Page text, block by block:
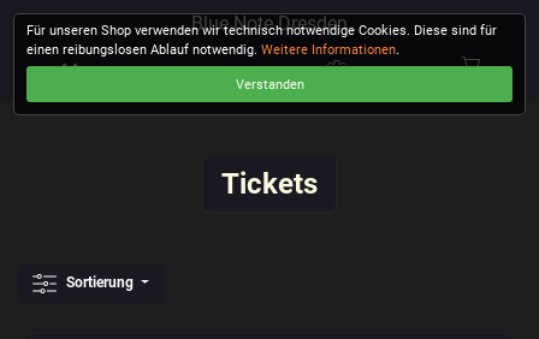
Blue Note Dresden
Tickets
Sortierung
Für unseren Shop verwenden wir technisch notwendige Cookies. Diese sind für
einen reibungslosen Ablauf notwendig.Weitere Informationen.
Verstanden